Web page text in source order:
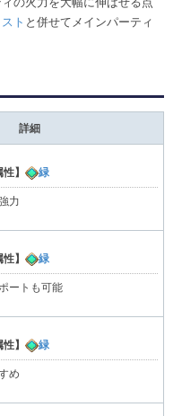
ト と併せてメインパーティ
詳細
性】 緑
力
性】 緑
ートも可能
性】 緑
め